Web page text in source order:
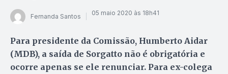
Fernanda Santos 05 maio 2020 às 18h41
Para presidente da Comissão, Humberto Aidar
(MDB), a saída de Sorgatto não é obrigatória e
ocorre apenas se ele renunciar. Para ex-colega